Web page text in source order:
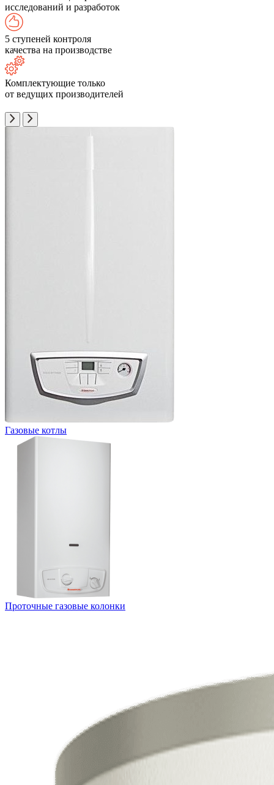
исследований и разработок
5 ступеней контроля
качества на производстве
Комплектующие только
от ведущих производителей
Газовые котлы
Проточные газовые колонки